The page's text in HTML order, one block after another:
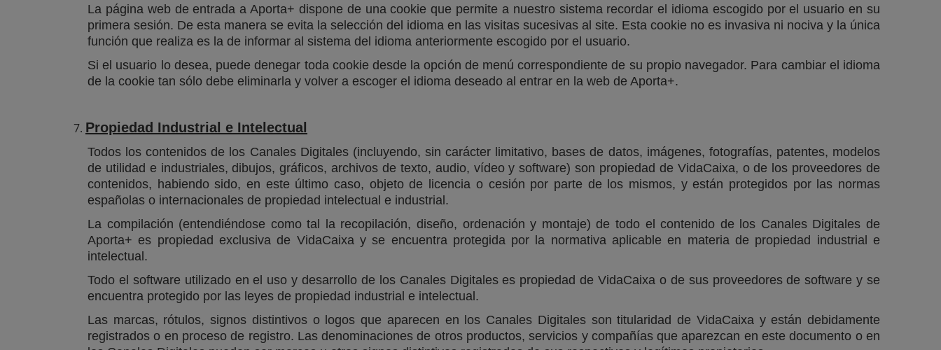
La página web de entrada a Aporta+ dispone de una cookie que permite a nuestro sistema recordar el idioma escogido por el usuario en su
primera sesión. De esta manera se evita la selección del idioma en las visitas sucesivas al site. Esta cookie no es invasiva ni nociva y la única
función que realiza es la de informar al sistema del idioma anteriormente escogido por el usuario.
Si el usuario lo desea, puede denegar toda cookie desde la opción de menú correspondiente de su propio navegador. Para cambiar el idioma
de la cookie tan sólo debe eliminarla y volver a escoger el idioma deseado al entrar en la web de Aporta+.
Propiedad Industrial e Intelectual
Todos los contenidos de los Canales Digitales (incluyendo, sin carácter limitativo, bases de datos, imágenes, fotografías, patentes, modelos
de utilidad e industriales, dibujos, gráficos, archivos de texto, audio, vídeo y software) son propiedad de VidaCaixa, o de los proveedores de
contenidos, habiendo sido, en este último caso, objeto de licencia o cesión por parte de los mismos, y están protegidos por las normas
españolas o internacionales de propiedad intelectual e industrial.
La compilación (entendiéndose como tal la recopilación, diseño, ordenación y montaje) de todo el contenido de los Canales Digitales de
Aporta+ es propiedad exclusiva de VidaCaixa y se encuentra protegida por la normativa aplicable en materia de propiedad industrial e
intelectual.
Todo el software utilizado en el uso y desarrollo de los Canales Digitales es propiedad de VidaCaixa o de sus proveedores de software y se
encuentra protegido por las leyes de propiedad industrial e intelectual.
Las marcas, rótulos, signos distintivos o logos que aparecen en los Canales Digitales son titularidad de VidaCaixa y están debidamente
registrados o en proceso de registro. Las denominaciones de otros productos, servicios y compañías que aparezcan en este documento o en